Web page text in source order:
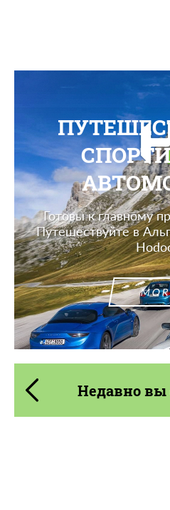
Готовы к главному
Путешествуйте в
Недавно вы